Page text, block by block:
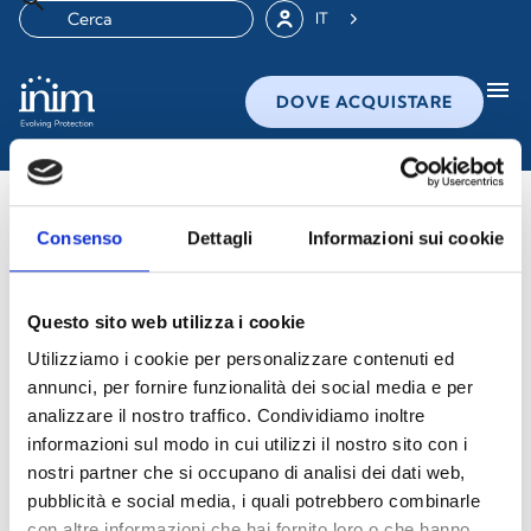
Consenso Dettagli Informazioni sui cookie
Questo sito web utilizza i cookie
Utilizziamo i cookie per personalizzare contenuti ed
annunci, per fornire funzionalità dei social media e per
analizzare il nostro traffico. Condividiamo inoltre
informazioni sul modo in cui utilizzi il nostro sito con i
nostri partner che si occupano di analisi dei dati web,
pubblicità e social media, i quali potrebbero combinarle
IT
DOVE ACQUISTARE menu
Profile Inim nella tua lingua
Scarica il Company Profile in Italiano